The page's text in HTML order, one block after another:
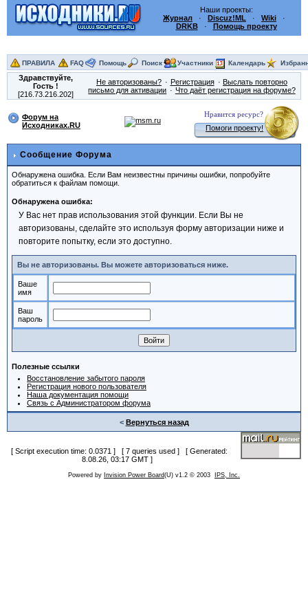
Наши проекты:
Журнал · Discuz!ML · Wiki ·
DRKB· Помощь проекту
ПРАВИЛА FAQ Помощь Поиск Участники Календарь
Здравствуйте,
Гость!
[216.73.216.202]
Не авторизованы? Регистрация
Выслать повторно
письмо для активации
Что даёт регистрация на форуме?
Форум на
Исходниках.RU
Нравится ресурс?
Помоги проекту!
Сообщение Форума
Обнаружена ошибка. Если Вам неизвестны причины ошибки, попробуйте
обратиться к файлам помощи.
Обнаружена ошибка:
У Вас нет прав использования этой функции. Если Вы не
авторизованы, сделайте это используя форму авторизации ниже и
повторите попытку, если это доступно.
Вы не авторизованы. Вы можете авторизоваться ниже.
Ваше
имя
Ваш
пароль
Полезные ссылки
Восстановление забытого пароля
Регистрация нового пользователя
Наша документация помощи
Связь с Администратором форума
< Вернуться назад
[ Script execution time: 0.0371 ] [ 7 queries used ] [ Generated:
8.08.26, 03:17 GMT ]
Powered by Invision Power Board(U) v1.2 © 2003 IPS, Inc.